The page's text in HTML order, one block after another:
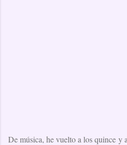
De música, he vuelto a los quince y